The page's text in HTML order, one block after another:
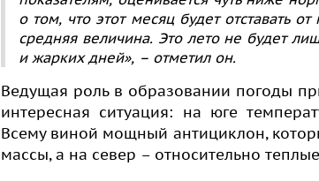
о том, что этот месяц будет отставать
средняя величина. Это лето не будет
и жарких дней», – отметил он.
Ведущая роль в образовании погоды
интересная ситуация: на юге
Всему виной мощный антициклон,
массы, а на север – относительно